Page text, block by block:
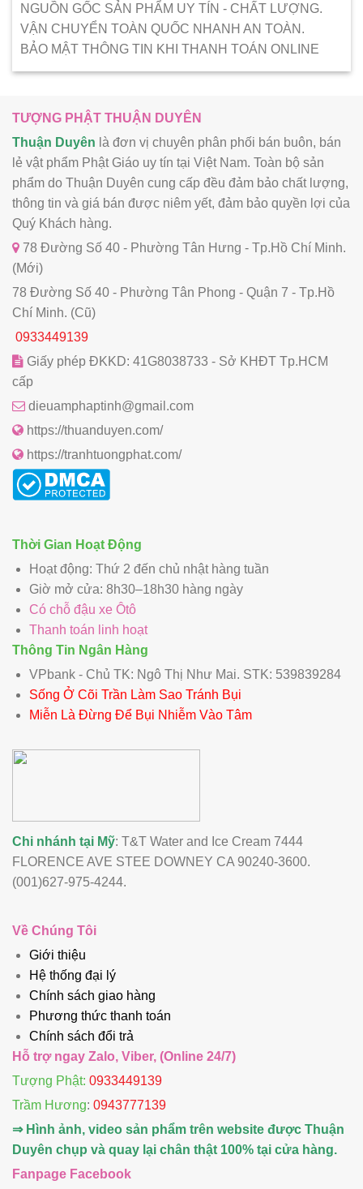
NGUỒN GỐC SẢN PHẨM UY TÍN - CHẤT LƯỢNG.
VẬN CHUYỂN TOÀN QUỐC NHANH AN TOÀN.
BẢO MẬT THÔNG TIN KHI THANH TOÁN ONLINE
TƯỢNG PHẬT THUẬN DUYÊN
Thuận Duyên là đơn vị chuyên phân phối bán buôn, bán
lẻ vật phẩm Phật Giáo uy tín tại Việt Nam. Toàn bộ sản
phẩm do Thuận Duyên cung cấp đều đảm bảo chất lượng,
thông tin và giá bán được niêm yết, đảm bảo quyền lợi của
Quý Khách hàng.
78 Đường Số 40 - Phường Tân Hưng - Tp.Hồ Chí Minh.
(Mới)
78 Đường Số 40 - Phường Tân Phong - Quận 7 - Tp.Hồ
Chí Minh. (Cũ)
0933449139
Giấy phép ĐKKD: 41G8038733 - Sở KHĐT Tp.HCM
cấp
dieuamphaptinh@gmail.com
https://thuanduyen.com/
https://tranhtuongphat.com/
Thời Gian Hoạt Động
Hoạt động: Thứ 2 đến chủ nhật hàng tuần
Giờ mở cửa: 8h30–18h30 hàng ngày
Có chỗ đậu xe Ôtô
Thanh toán linh hoạt
Thông Tin Ngân Hàng
VPbank - Chủ TK: Ngô Thị Như Mai. STK: 539839284
Sống Ở Cõi Trần Làm Sao Tránh Bụi
Miễn Là Đừng Để Bụi Nhiễm Vào Tâm
Chi nhánh tại Mỹ: T&T Water and Ice Cream 7444
FLORENCE AVE STEE DOWNEY CA 90240-3600.
(001)627-975-4244.
Về Chúng Tôi
Giới thiệu
Hệ thống đại lý
Chính sách giao hàng
Phương thức thanh toán
Chính sách đổi trả
Hỗ trợ ngay Zalo, Viber, (Online 24/7)
Tượng Phật: 0933449139
Trầm Hương: 0943777139
⇒ Hình ảnh, video sản phẩm trên website được Thuận
Duyên chụp và quay lại chân thật 100% tại cửa hàng.
Fanpage Facebook